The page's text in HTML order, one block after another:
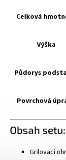
Celková
Výška
Půdorys
Povrchová
Obsah setu:
Grilovací